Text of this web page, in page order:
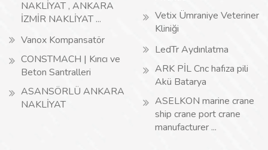
NAKLİYAT , ANKARA
İZMİR NAKLİYAT ...
Vanox Kompansatör
CONSTMACH | Kırıcı ve
Beton Santralleri
ASANSÖRLÜ ANKARA
NAKLİYAT
Vetix Ümraniye Veteriner
Kliniği
LedTr Aydınlatma
ARK PİL Cnc hafıza pili
Akü Batarya
ASELKON marine crane
ship crane port crane
manufacturer ...